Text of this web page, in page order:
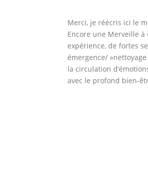
Merci, je réécris ici le
Encore une Merveille
expérience, de fortes
émergence/
la circulation
avec le profond bien-